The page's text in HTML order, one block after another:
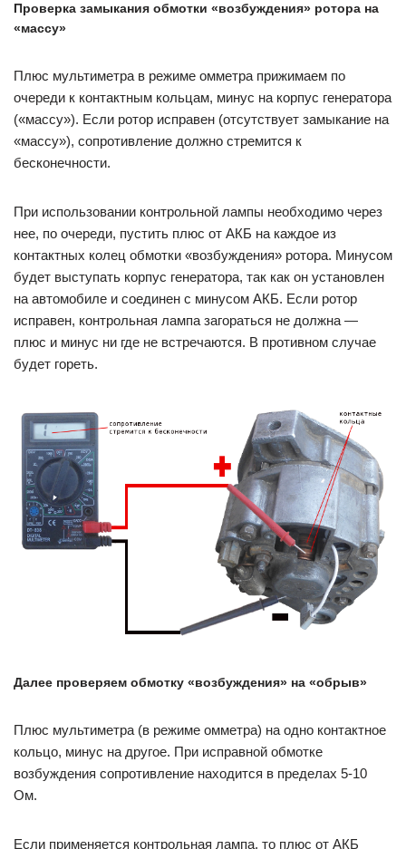
Проверка замыкания обмотки «возбуждения» ротора на
«массу»
Плюс мультиметра в режиме омметра прижимаем по
очереди к контактным кольцам, минус на корпус генератора
(«массу»). Если ротор исправен (отсутствует замыкание на
«массу»), сопротивление должно стремится к
бесконечности.
При использовании контрольной лампы необходимо через
нее, по очереди, пустить плюс от АКБ на каждое из
контактных колец обмотки «возбуждения» ротора. Минусом
будет выступать корпус генератора, так как он установлен
на автомобиле и соединен с минусом АКБ. Если ротор
исправен, контрольная лампа загораться не должна —
плюс и минус ни где не встречаются. В противном случае
будет гореть.
Далее проверяем обмотку «возбуждения» на «обрыв»
Плюс мультиметра (в режиме омметра) на одно контактное
кольцо, минус на другое. При исправной обмотке
возбуждения сопротивление находится в пределах 5-10
Ом.
Если применяется контрольная лампа, то плюс от АКБ